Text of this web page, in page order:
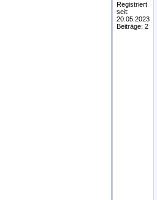
Registriert
seit:
20.05.2023
Beiträge: 2